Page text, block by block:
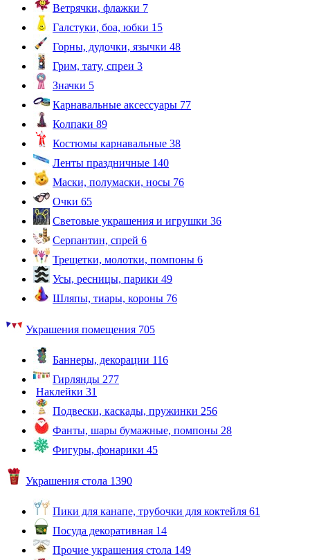
Ветрячки, флажки 7
Галстуки, боа, юбки 15
Горны, дудочки, язычки 48
Грим, тату, спреи 3
Значки 5
Карнавальные аксессуары 77
Колпаки 89
Костюмы карнавальные 38
Ленты праздничные 140
Маски, полумаски, носы 76
Очки 65
Световые украшения и игрушки 36
Серпантин, спрей 6
Трещетки, молотки, помпоны 6
Усы, ресницы, парики 49
Шляпы, тиары, короны 76
Украшения помещения 705
Баннеры, декорации 116
Гирлянды 277
Наклейки 31
Подвески, каскады, пружинки 256
Фанты, шары бумажные, помпоны 28
Фигуры, фонарики 45
Украшения стола 1390
Пики для канапе, трубочки для коктейля 61
Посуда декоративная 14
Прочие украшения стола 149